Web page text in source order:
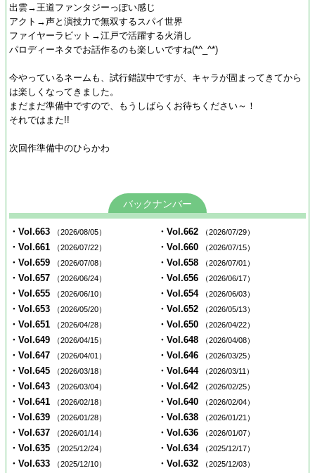
出雲→王道ファンタジーっぽい感じ
アクト→声と演技力で無双するスパイ世界
ファイヤーラビット→江戸で活躍する火消し
パロディーネタでお話作るのも楽しいですね(*^_^*)
今やっているネームも、試行錯誤中ですが、キャラが固まってきてから
は楽しくなってきました。
まだまだ準備中ですので、もうしばらくお待ちください～！
それではまた!!
次回作準備中のひらかわ
バックナンバー
・Vol.663 （2026/08/05） ・Vol.662 （2026/07/29）
・Vol.661 （2026/07/22） ・Vol.660 （2026/07/15）
・Vol.659 （2026/07/08） ・Vol.658 （2026/07/01）
・Vol.657 （2026/06/24） ・Vol.656 （2026/06/17）
・Vol.655 （2026/06/10） ・Vol.654 （2026/06/03）
・Vol.653 （2026/05/20） ・Vol.652 （2026/05/13）
・Vol.651 （2026/04/28） ・Vol.650 （2026/04/22）
・Vol.649 （2026/04/15） ・Vol.648 （2026/04/08）
・Vol.647 （2026/04/01） ・Vol.646 （2026/03/25）
・Vol.645 （2026/03/18） ・Vol.644 （2026/03/11）
・Vol.643 （2026/03/04） ・Vol.642 （2026/02/25）
・Vol.641 （2026/02/18） ・Vol.640 （2026/02/04）
・Vol.639 （2026/01/28） ・Vol.638 （2026/01/21）
・Vol.637 （2026/01/14） ・Vol.636 （2026/01/07）
・Vol.635 （2025/12/24） ・Vol.634 （2025/12/17）
・Vol.633 （2025/12/10） ・Vol.632 （2025/12/03）